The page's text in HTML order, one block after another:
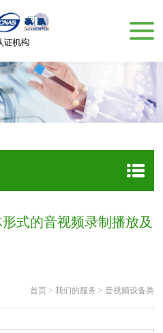
式的音视频录制播放及
首页> 我们的服务 > 音视频设备类